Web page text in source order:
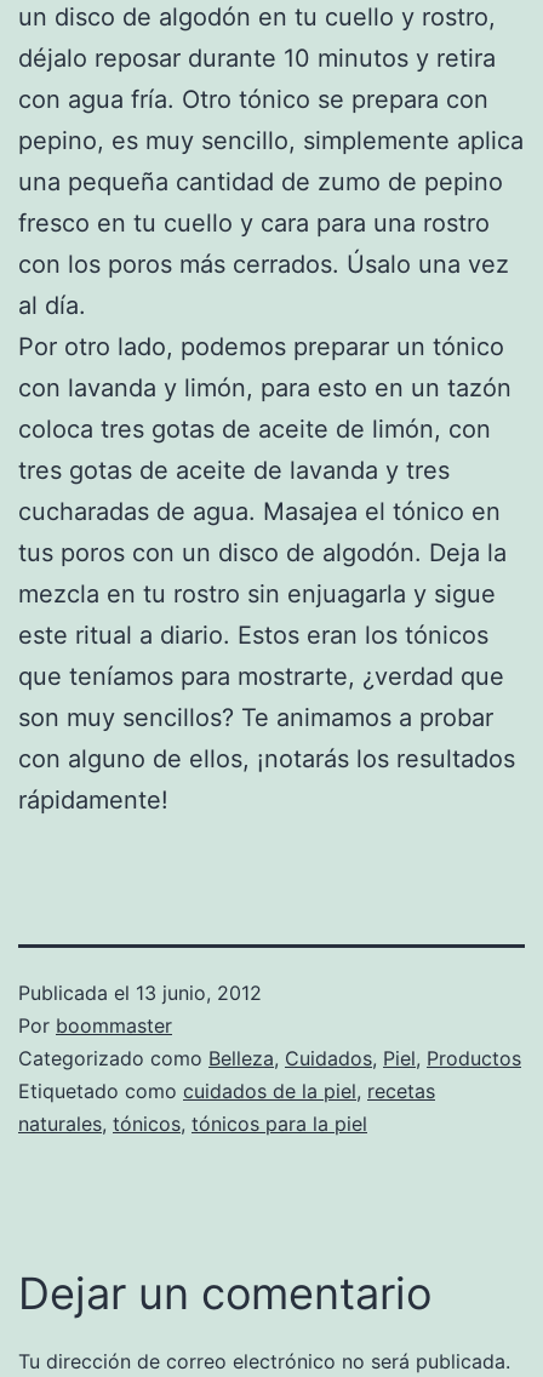
un disco de algodón en tu cuello y rostro,
déjalo reposar durante 10 minutos y retira
con agua fría. Otro tónico se prepara con
pepino, es muy sencillo, simplemente aplica
una pequeña cantidad de zumo de pepino
fresco en tu cuello y cara para una rostro
con los poros más cerrados. Úsalo una vez
al día.
Por otro lado, podemos preparar un tónico
con lavanda y limón, para esto en un tazón
coloca tres gotas de aceite de limón, con
tres gotas de aceite de lavanda y tres
cucharadas de agua. Masajea el tónico en
tus poros con un disco de algodón. Deja la
mezcla en tu rostro sin enjuagarla y sigue
este ritual a diario. Estos eran los tónicos
que teníamos para mostrarte, ¿verdad que
son muy sencillos? Te animamos a probar
con alguno de ellos, ¡notarás los resultados
rápidamente!
Publicada el 13 junio, 2012
Por boommaster
Categorizado como Belleza, Cuidados, Piel, Productos
Etiquetado como cuidados de la piel, recetas
naturales, tónicos, tónicos para la piel
Dejar un comentario
Tu dirección de correo electrónico no será publicada.